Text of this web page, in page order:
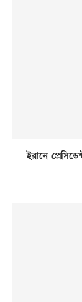
ইরানে